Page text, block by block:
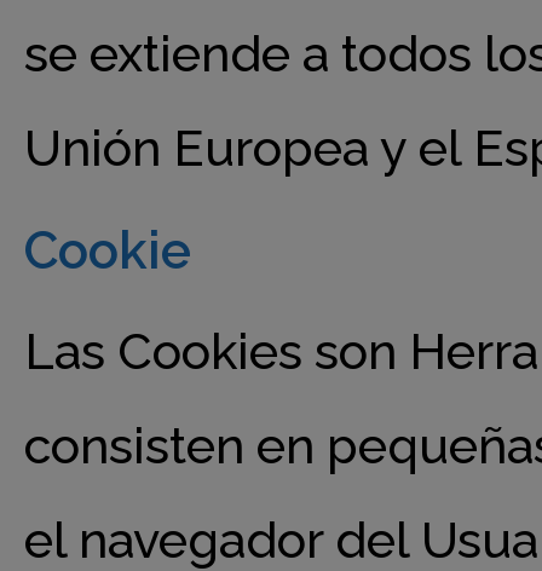
se extiende a todos
Unión Europea y el
Cookie
Las Cookies son
consisten en
el navegador del